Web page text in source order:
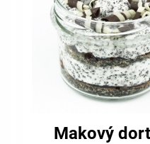
Makový